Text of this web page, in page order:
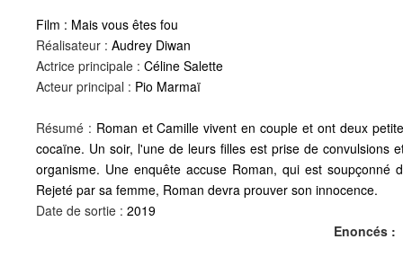
Film : Mais vous êtes fou
Réalisateur : Audrey Diwan
Actrice principale : Céline Salette
Acteur principal : Pio Marmaï
Résumé : Roman et Camille vivent en couple et ont deux
cocaïne. Un soir, l'une de leurs filles est prise de convulsions
organisme. Une enquête accuse Roman, qui est soupçonné
Rejeté par sa femme, Roman devra prouver son innocence.
Date de sortie : 2019
Enoncés :